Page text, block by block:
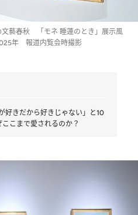
藝春秋 「モネ 睡蓮のとき」展示風
年 報道内覧会時撮影
好きだから好きじゃない」と10
こまで愛されるのか？